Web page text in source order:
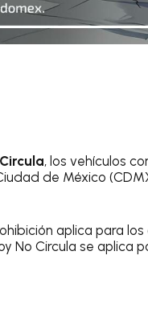
, los vehículos
de México
aplica para
No Circula se aplica